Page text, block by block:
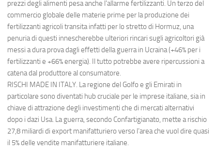
prezzi degli alimenti pesa anche l'allarme fertilizzanti. Un terzo del
commercio globale delle materie prime per la produzione dei
fertilizzanti agricoli transita infatti per lo stretto di Hormuz, una
penuria di questi innescherebbe ulteriori rincari sugli agricoltori già
messi a dura prova dagli effetti della guerra in Ucraina (+46% per i
fertilizzanti e +66% energia). Il tutto potrebbe avere ripercussioni a
catena dal produttore al consumatore.
RISCHI MADE IN ITALY. La regione del Golfo e gli Emirati in
particolare sono diventati hub cruciale per le imprese italiane, sia in
chiave di attrazione degli investimenti che di mercati alternativi
dopo i dazi Usa. La guerra, secondo Confartigianato, mette a rischio
27,8 miliardi di export manifatturiero verso l’area che vuol dire quasi
il 5% delle vendite manifatturiere italiane.